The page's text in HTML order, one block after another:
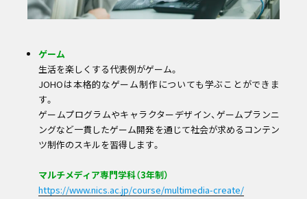
ゲーム
生活を楽しくする代表例がゲーム。
JOHOは本格的なゲーム制作についても学ぶことができま
す。
ゲームプログラムやキャラクターデザイン、ゲームプランニ
ングなど一貫したゲーム開発を通じて社会が求めるコンテン
ツ制作のスキルを習得します。
マルチメディア専門学科（3年制）
https://www.nics.ac.jp/course/multimedia-create/